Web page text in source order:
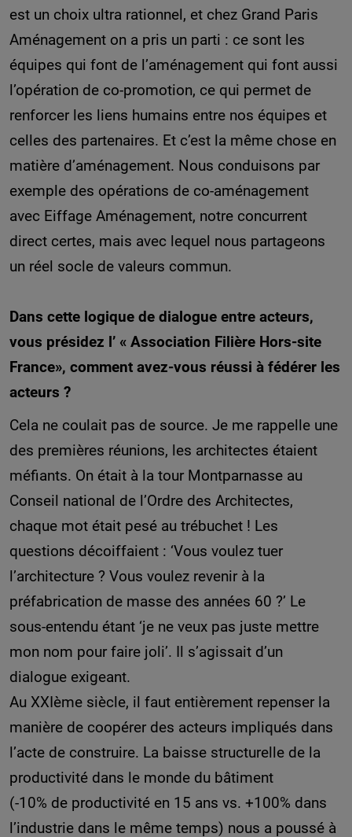
est un choix ultra rationnel, et chez Grand Paris
Aménagement on a pris un parti : ce sont les
équipes qui font de l’aménagement qui font aussi
l’opération de co-promotion, ce qui permet de
renforcer les liens humains entre nos équipes et
celles des partenaires. Et c’est la même chose en
matière d’aménagement. Nous conduisons par
exemple des opérations de co-aménagement
avec Eiffage Aménagement, notre concurrent
direct certes, mais avec lequel nous partageons
un réel socle de valeurs commun.
Dans cette logique de dialogue entre acteurs,
vous présidez l’ « Association Filière Hors-site
France», comment avez-vous réussi à fédérer les
acteurs ?
Cela ne coulait pas de source. Je me rappelle une
des premières réunions, les architectes étaient
méfiants. On était à la tour Montparnasse au
Conseil national de l’Ordre des Architectes,
chaque mot était pesé au trébuchet ! Les
questions décoiffaient : ‘Vous voulez tuer
l’architecture ? Vous voulez revenir à la
préfabrication de masse des années 60 ?’ Le
sous-entendu étant ‘je ne veux pas juste mettre
mon nom pour faire joli’. Il s’agissait d’un
dialogue exigeant.
Au XXIème siècle, il faut entièrement repenser la
manière de coopérer des acteurs impliqués dans
l’acte de construire. La baisse structurelle de la
productivité dans le monde du bâtiment
(-10% de productivité en 15 ans vs. +100% dans
l’industrie dans le même temps) nous a poussé à